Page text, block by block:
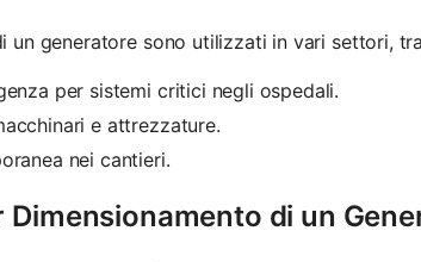
un generatore sono utilizzati in vari settori,
per sistemi critici negli ospedali.
e attrezzature.
nei cantieri.
Dimensionamento di un